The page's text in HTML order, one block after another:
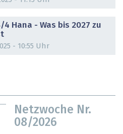
4 Hana - Was bis 2027 zu
- 10:55 Uhr
Netzwoche Nr.
08/2026